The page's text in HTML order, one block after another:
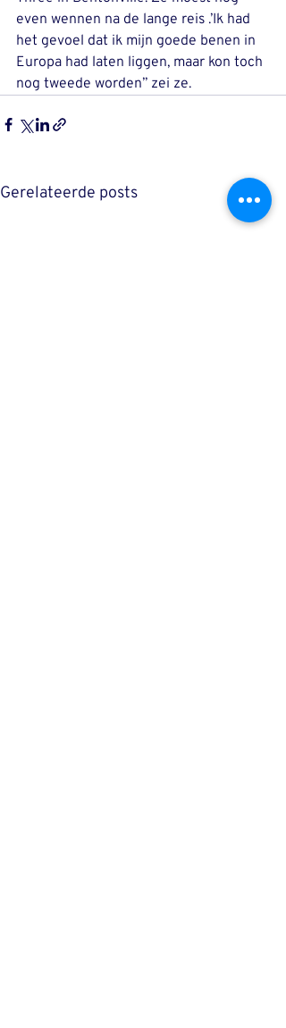
even wennen na de lange reis .’Ik had
het gevoel dat ik mijn goede benen in
Europa had laten liggen, maar kon toch
nog tweede worden’’ zei ze.
Gerelateerde posts